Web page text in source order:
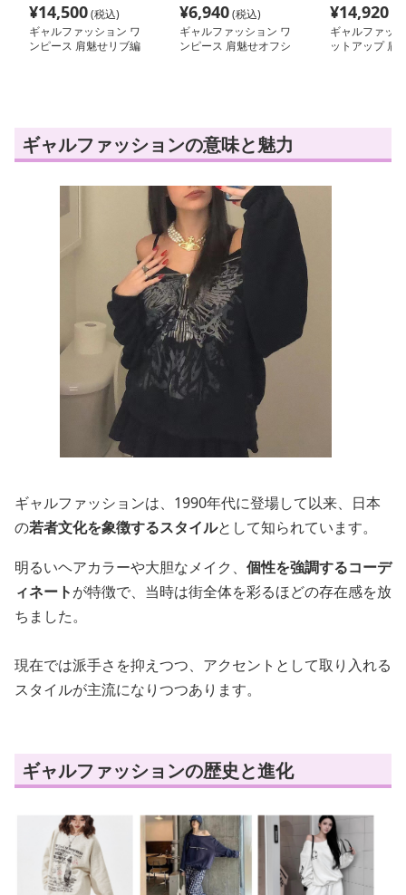
¥14,500(税込)
ギャルファッション ワ
ンピース 肩魅せリブ編
¥6,940(税込)
ギャルファッション ワ
ンピース 肩魅せオフシ
¥14,920
ギャルファッ
ットアップ 肩
ギャルファッションの意味と魅力
ギャルファッションは、1990年代に登場して以来、日本
の若者文化を象徴するスタイルとして知られています。
明るいヘアカラーや大胆なメイク、 個性を強調するコーデ
ィネートが特徴で、当時は街全体を彩るほどの存在感を放
ちました。
現在では派手さを抑えつつ、アクセントとして取り入れる
スタイルが主流になりつつあります。
ギャルファッションの歴史と進化